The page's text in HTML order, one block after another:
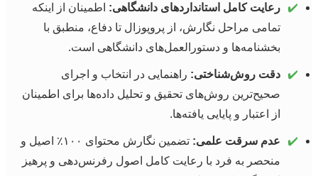
✔️ رعایت کامل استانداردهای دانشگاهی: اطمینان از اینکه
تمامی مراحل نگارش، از پروپوزال تا دفاع، منطبق با
بخشنامه‌ها و دستورالعمل‌های دانشگاهی است.
✔️ دقت روش‌شناختی: راهنمایی در انتخاب و اجرای
صحیح‌ترین روش‌های تحقیق و تحلیل داده‌ها برای اطمینان
از اعتبار و پایایی یافته‌ها.
✔️ عدم سرقت علمی:
تضمین نگارش محتوای ۱۰۰٪ اصیل و
منحصر به فرد با رعایت کامل اصول رفرنس‌دهی و پرهیز